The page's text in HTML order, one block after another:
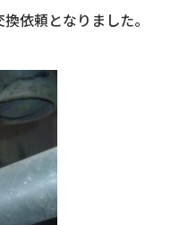
依頼となりました。